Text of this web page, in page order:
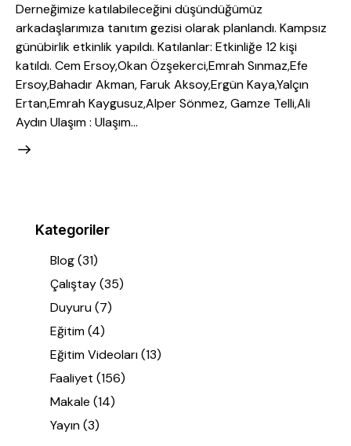
Derneğimize katılabileceğini düşündüğümüz
arkadaşlarımıza tanıtım gezisi olarak planlandı. Kampsız
günübirlik etkinlik yapıldı. Katılanlar: Etkinliğe 12 kişi
katıldı. Cem Ersoy,Okan Özşekerci,Emrah Sınmaz,Efe
Ersoy,Bahadır Akman, Faruk Aksoy,Ergün Kaya,Yalçın
Ertan,Emrah Kaygusuz,Alper Sönmez, Gamze Telli,Ali
Aydın Ulaşım : Ulaşım…
Kategoriler
Blog(31)
Çalıştay(35)
Duyuru(7)
Eğitim(4)
Eğitim Videoları(13)
Faaliyet (156)
Makale (14)
Yayın(3)